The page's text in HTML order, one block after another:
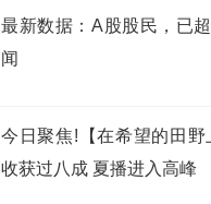
最新数据：A股股民，已
闻
今日聚焦!【在希望的田野
收获过八成 夏播进入高峰